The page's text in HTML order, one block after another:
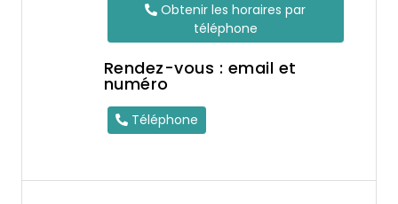
Obtenir les horaires par
téléphone
Rendez-vous : email et
numéro
Téléphone